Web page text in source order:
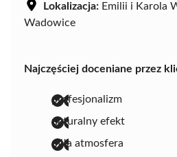
Lokalizacja: Emilii i Karola
Wadowice
Najczęściej doceniane przez
profesjonalizm
naturalny efekt
miła atmosfera